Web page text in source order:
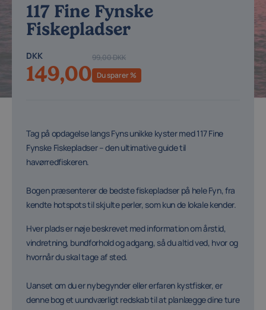
117 Fine Fynske
Fiskepladser
DKK
149,00
99,00 DKK
Du sparer %
Tag på opdagelse langs Fyns unikke kyster med 117 Fine
Fynske Fiskepladser – den ultimative guide til
havørredfiskeren.
Bogen præsenterer de bedste fiskepladser på hele Fyn, fra
kendte hotspots til skjulte perler, som kun de lokale kender.
Hver plads er nøje beskrevet med information om årstid,
vindretning, bundforhold og adgang, så du altid ved, hvor og
hvornår du skal tage af sted.
Uanset om du er nybegynder eller erfaren kystfisker, er
denne bog et uundværligt redskab til at planlægge dine ture